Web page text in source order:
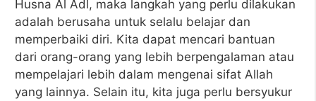
Husna Al Adl, maka langkah yang perlu dilakukan
adalah berusaha untuk selalu belajar dan
memperbaiki diri. Kita dapat mencari bantuan
dari orang-orang yang lebih berpengalaman atau
mempelajari lebih dalam mengenai sifat Allah
yang lainnya. Selain itu, kita juga perlu bersyukur